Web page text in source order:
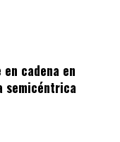
en cadena en
semicéntrica